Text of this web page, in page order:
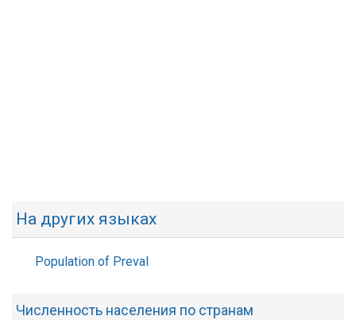
На других языках
Population of Preval
Численность населения по странам